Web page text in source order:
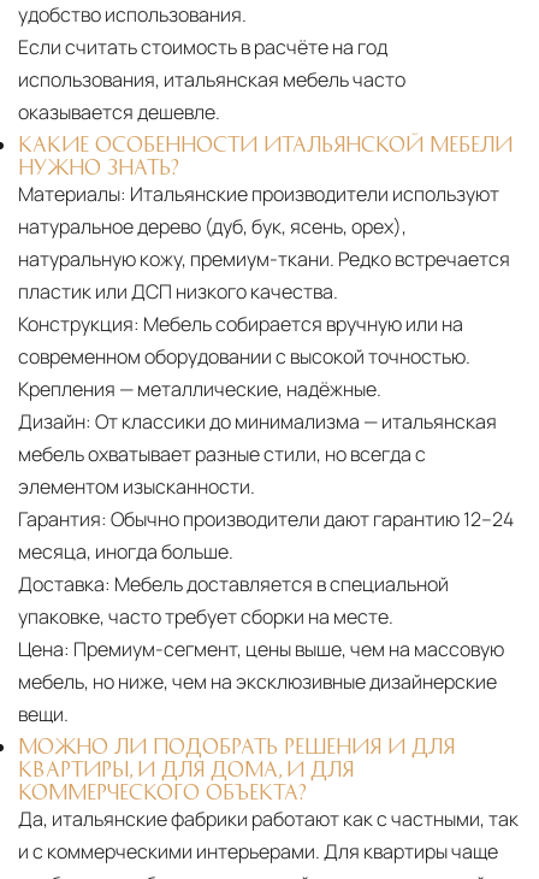
удобство использования.
Если считать стоимость в расчёте на год
использования, итальянская мебель часто
оказывается дешевле.
КАКИЕ ОСОБЕННОСТИ ИТАЛЬЯНСКОЙ МЕБЕЛИ
НУЖНО ЗНАТЬ?
Материалы: Итальянские производители используют
натуральное дерево (дуб, бук, ясень, орех),
натуральную кожу, премиум-ткани. Редко встречается
пластик или ДСП низкого качества.
Конструкция: Мебель собирается вручную или на
современном оборудовании с высокой точностью.
Крепления — металлические, надёжные.
Дизайн: От классики до минимализма — итальянская
мебель охватывает разные стили, но всегда с
элементом изысканности.
Гарантия: Обычно производители дают гарантию 12–24
месяца, иногда больше.
Доставка: Мебель доставляется в специальной
упаковке, часто требует сборки на месте.
Цена: Премиум-сегмент, цены выше, чем на массовую
мебель, но ниже, чем на эксклюзивные дизайнерские
вещи.
МОЖНО ЛИ ПОДОБРАТЬ РЕШЕНИЯ И ДЛЯ
КВАРТИРЫ, И ДЛЯ ДОМА, И ДЛЯ
КОММЕРЧЕСКОГО ОБЪЕКТА?
Да, итальянские фабрики работают как с частными, так
и с коммерческими интерьерами. Для квартиры чаще